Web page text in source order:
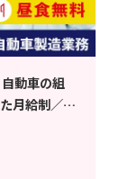
動車の組
月給制／三